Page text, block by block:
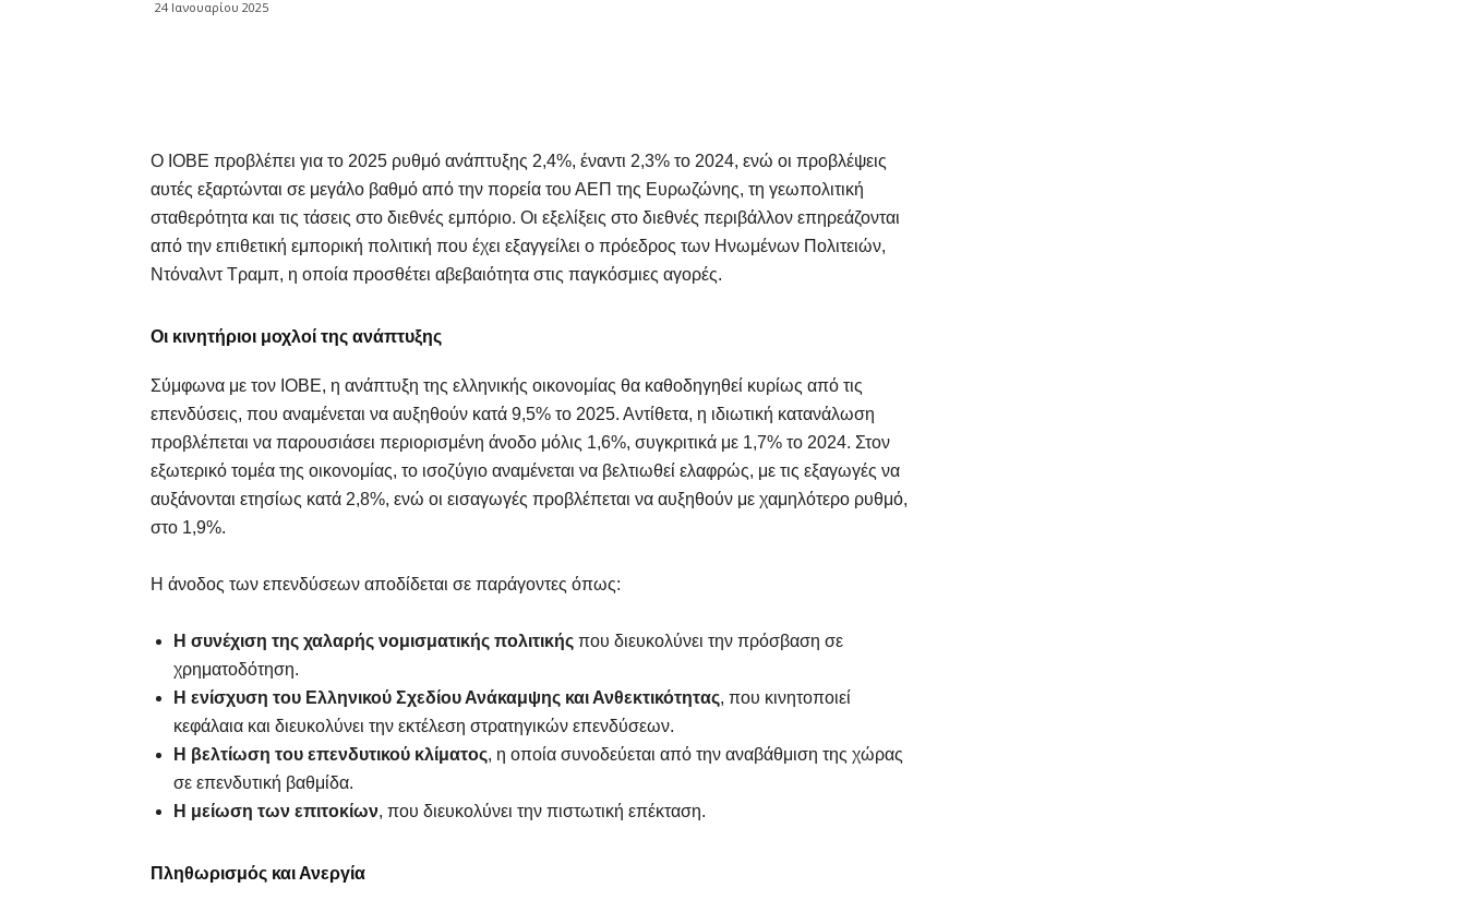
24 Ιανουαρίου 2025
Ο ΙΟΒΕ προβλέπει για το 2025 ρυθμό ανάπτυξης 2,4%, έναντι 2,3% το 2024, ενώ οι προβλέψεις
αυτές εξαρτώνται σε μεγάλο βαθμό από την πορεία του ΑΕΠ της Ευρωζώνης, τη γεωπολιτική
σταθερότητα και τις τάσεις στο διεθνές εμπόριο. Οι εξελίξεις στο διεθνές περιβάλλον επηρεάζονται
από την επιθετική εμπορική πολιτική που έχει εξαγγείλει ο πρόεδρος των Ηνωμένων Πολιτειών,
Ντόναλντ Τραμπ, η οποία προσθέτει αβεβαιότητα στις παγκόσμιες αγορές.
Οι κινητήριοι μοχλοί της ανάπτυξης
Σύμφωνα με τον ΙΟΒΕ, η ανάπτυξη της ελληνικής οικονομίας θα καθοδηγηθεί κυρίως από τις
επενδύσεις, που αναμένεται να αυξηθούν κατά 9,5% το 2025. Αντίθετα, η ιδιωτική κατανάλωση
προβλέπεται να παρουσιάσει περιορισμένη άνοδο μόλις 1,6%, συγκριτικά με 1,7% το 2024. Στον
εξωτερικό τομέα της οικονομίας, το ισοζύγιο αναμένεται να βελτιωθεί ελαφρώς, με τις εξαγωγές να
αυξάνονται ετησίως κατά 2,8%, ενώ οι εισαγωγές προβλέπεται να αυξηθούν με χαμηλότερο ρυθμό,
στο 1,9%.
Η άνοδος των επενδύσεων αποδίδεται σε παράγοντες όπως:
Η συνέχιση της χαλαρής νομισματικής πολιτικής που διευκολύνει την πρόσβαση σε
χρηματοδότηση.
Η ενίσχυση του Ελληνικού Σχεδίου Ανάκαμψης και Ανθεκτικότητας, που κινητοποιεί
κεφάλαια και διευκολύνει την εκτέλεση στρατηγικών επενδύσεων.
Η βελτίωση του επενδυτικού κλίματος, η οποία συνοδεύεται από την αναβάθμιση της χώρας
σε επενδυτική βαθμίδα.
Η μείωση των επιτοκίων, που διευκολύνει την πιστωτική επέκταση.
Πληθωρισμός και Ανεργία